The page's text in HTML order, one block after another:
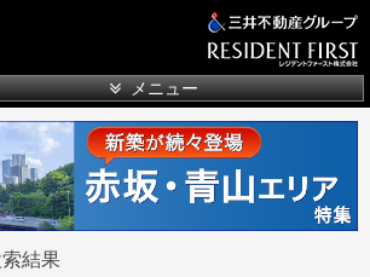
メニュー
結果